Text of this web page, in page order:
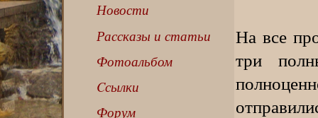
Новости
Рассказы и статьи
Фотоальбом
Cсылки
Форум
На все
три